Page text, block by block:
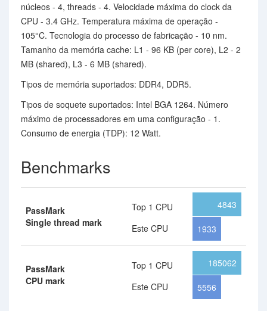
núcleos - 4, threads - 4. Velocidade máxima do clock da
CPU - 3.4 GHz. Temperatura máxima de operação -
105°C. Tecnologia do processo de fabricação - 10 nm.
Tamanho da memória cache: L1 - 96 KB (per core), L2 - 2
MB (shared), L3 - 6 MB (shared).
Tipos de memória suportados: DDR4, DDR5.
Tipos de soquete suportados: Intel BGA 1264. Número
máximo de processadores em uma configuração - 1.
Consumo de energia (TDP): 12 Watt.
Benchmarks
PassMark
Single thread mark
Top 1 CPU
Este CPU
4843
1933
PassMark
CPU mark
Top 1 CPU
Este CPU
185062
5556